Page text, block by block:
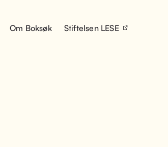
Om Boksøk Stiftelsen LESE